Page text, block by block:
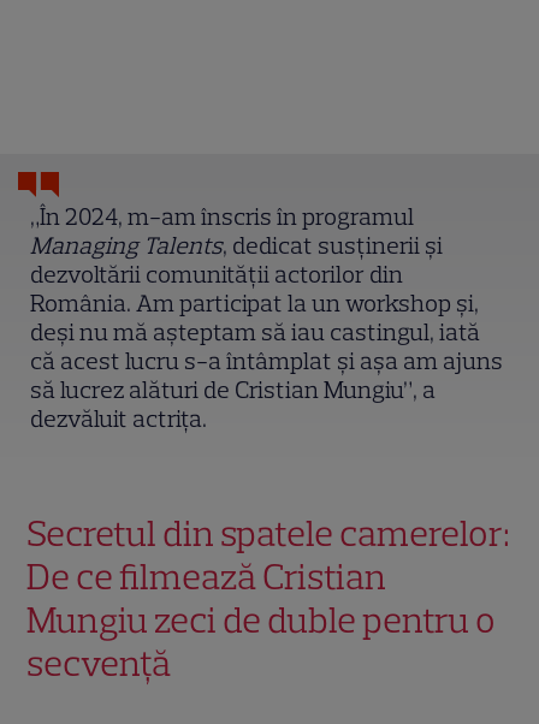
„În 2024, m-am înscris în programul
Managing Talents, dedicat susținerii și
dezvoltării comunității actorilor din
România. Am participat la un workshop și,
deși nu mă așteptam să iau castingul, iată
că acest lucru s-a întâmplat și așa am ajuns
să lucrez alături de Cristian Mungiu”, a
dezvăluit actrița.
Secretul din spatele camerelor:
De ce filmează Cristian
Mungiu zeci de duble pentru o
secvență